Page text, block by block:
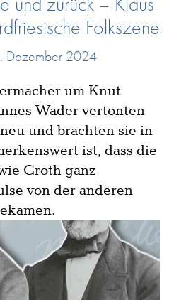
Folkszene
Dezember 2024
um Knut
Wader vertonten
und brachten sie in
ist, dass die
Groth ganz
von der anderen